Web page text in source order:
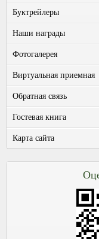
Буктрейлеры
Наши награды
Фотогалерея
Виртуальная приемная
Обратная связь
Гостевая книга
Карта сайта